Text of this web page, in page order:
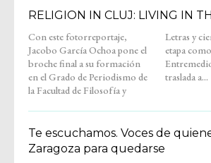
RELIGION IN CLUJ: LIVING IN
Con este fotorreportaje,
Jacobo García Ochoa pone el
broche final a su formación
en el Grado de Periodismo de
la Facultad de Filosofía y
Letras y cierra también su
etapa como colaborador de
Entremedios. Su trabajo nos
traslada a...
Te escuchamos. Voces de
Zaragoza para quedarse